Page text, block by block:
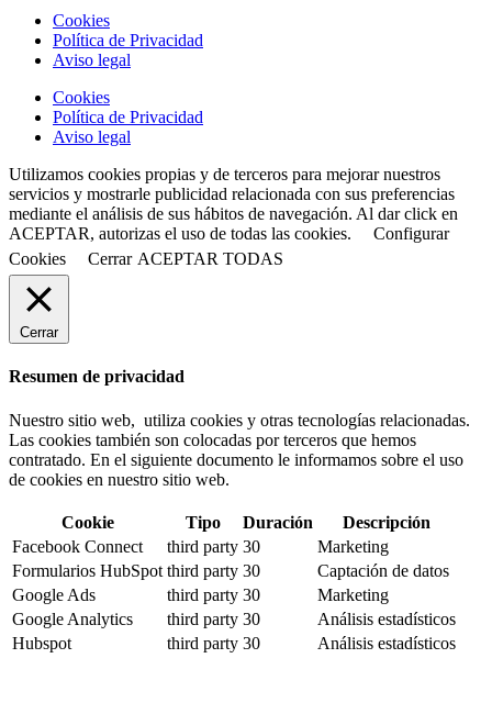
Cookies
Política de Privacidad
Aviso legal
Cookies
Política de Privacidad
Aviso legal
Utilizamos cookies propias y de terceros para mejorar nuestros
servicios y mostrarle publicidad relacionada con sus preferencias
mediante el análisis de sus hábitos de navegación. Al dar click en
ACEPTAR, autorizas el uso de todas las cookies.
Configurar
Cookies
Cerrar ACEPTAR TODAS
Cerrar
Resumen de privacidad
Nuestro sitio web, utiliza cookies y otras tecnologías relacionadas.
Las cookies también son colocadas por terceros que hemos
contratado. En el siguiente documento le informamos sobre el uso
de cookies en nuestro sitio web.
Cookie Tipo Duración
Descripción
Facebook Connect
third party 30
Marketing
Formularios HubSpot third party 30
Captación de datos
Google Ads
third party 30
Marketing
Google Analytics
third party 30
Análisis estadísticos
Hubspot
third party 30 Análisis estadísticos